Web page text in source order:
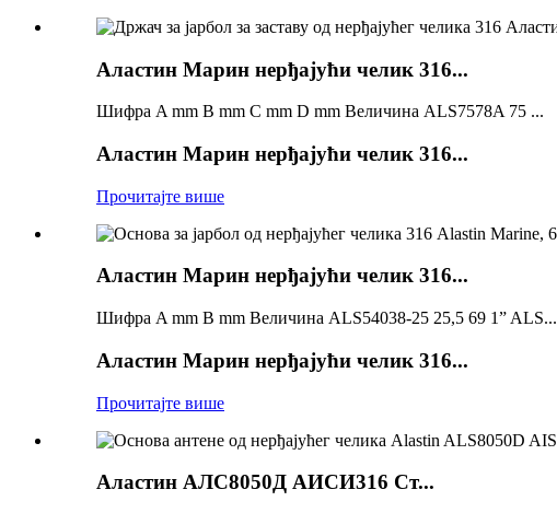
Аластин Марин нерђајући челик 316...
Шифра A mm B mm C mm D mm Величина ALS7578A 75 ...
Аластин Марин нерђајући челик 316...
Прочитајте више
Аластин Марин нерђајући челик 316...
Шифра A mm B mm Величина ALS54038-25 25,5 69 1” ALS...
Аластин Марин нерђајући челик 316...
Прочитајте више
Аластин АЛС8050Д АИСИ316 Ст...